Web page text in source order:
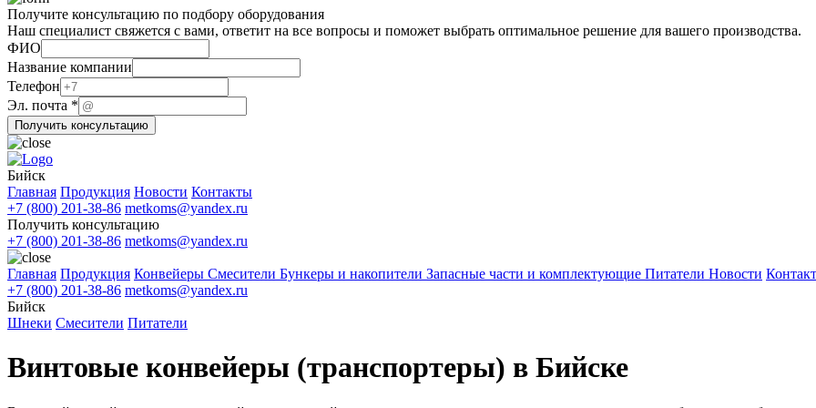
Получите консультацию по подбору оборудования
Наш специалист свяжется с вами, ответит на все вопросы и поможет выбрать оптимальное решение для вашего производства.
Телефон
почта
Название
ФИО
Название компании
Телефон
Эл. почта *
Получить консультацию
Бийск
Главная Продукция Новости Контакты
+7 (800) 201-38-86 metkoms@yandex.ru
Получить консультацию
+7 (800) 201-38-86 metkoms@yandex.ru
Главная Продукция Конвейеры Смесители Бункеры и накопители Запасные части и комплектующие Питатели Новости
+7 (800) 201-38-86 metkoms@yandex.ru
Бийск
Шнеки Смесители Питатели
Винтовые конвейеры (транспортеры) в Бийске